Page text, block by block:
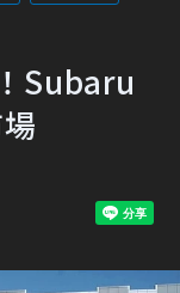
Subaru